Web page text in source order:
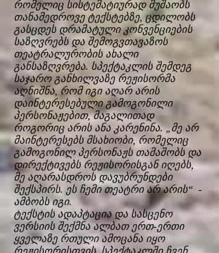
რომელიც სისტემატიურად მუშაობს
თანამედროვე ტექსტებზე, ცდილობს
გასცდეს დრამატული კონვენციების
საზღვრებს და შემოგვთავაზოს
თეატრალურობის ახალი
განსაზღვრება. სპექტაკლის შემდეგ
საჯარო განხილვაზე რეჟისორმა
აღნიშნა, რომ იგი აღარ არის
დაინტერესებული გამოგონილი
პერსონაჟებით, მაგალითად
როგორიც არის ანა კარენინა. „მე არ
მაინტერესებს მსახიობი, რომელიც
გამოგონილ პერსონაჟს თამაშობს და
დირექტივებს რეჟისორისგან იღებს,
მე აღარასდროს დავუბრუნდები
შექსპირს. ეს ჩემი თეატრი არ არის“ -
ამბობს იგი.
ტექსტის ადაპტაცია და სასცენო
ვერსიის შექმნა ალბათ ერთ-ერთი
ყველაზე რთული ამოცანა იყო